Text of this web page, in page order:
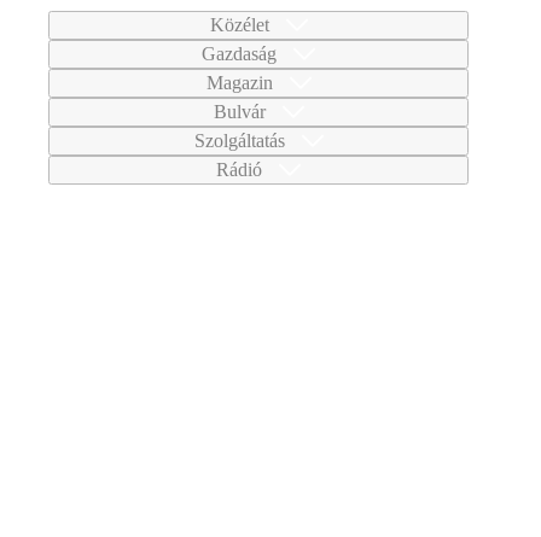
Közélet
Gazdaság
Magazin
Bulvár
Szolgáltatás
Rádió